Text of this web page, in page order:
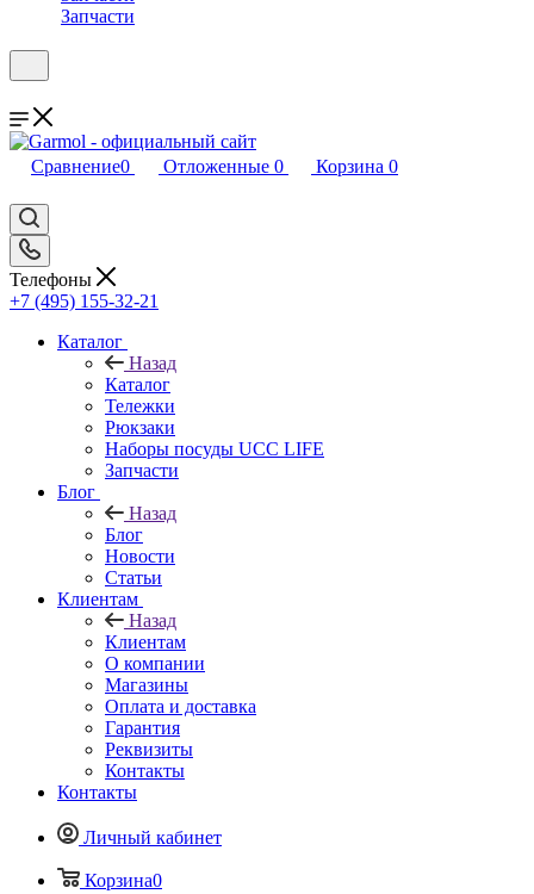
Запчасти
Сравнение0 Отложенные 0 Корзина 0
Телефоны
+7 (495) 155-32-21
Каталог
Назад
Каталог
Тележки
Рюкзаки
Наборы посуды UCC LIFE
Запчасти
Блог
Назад
Блог
Новости
Статьи
Клиентам
Назад
Клиентам
О компании
Магазины
Оплата и доставка
Гарантия
Реквизиты
Контакты
Контакты
Личный кабинет
Корзина0